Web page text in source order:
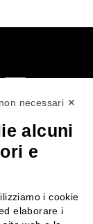
necessari ✕
alcuni
e
i cookie
elaborare i